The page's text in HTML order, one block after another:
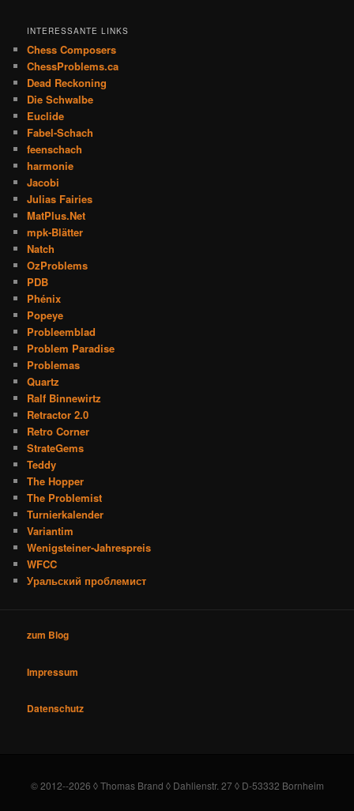
INTERESSANTE LINKS
Chess Composers
ChessProblems.ca
Dead Reckoning
Die Schwalbe
Euclide
Fabel-Schach
feenschach
harmonie
Jacobi
Julias Fairies
MatPlus.Net
mpk-Blätter
Natch
OzProblems
PDB
Phénix
Popeye
Probleemblad
Problem Paradise
Problemas
Quartz
Ralf Binnewirtz
Retractor 2.0
Retro Corner
StrateGems
Teddy
The Hopper
The Problemist
Turnierkalender
Variantim
Wenigsteiner-Jahrespreis
WFCC
Уральский проблемист
zum Blog
Impressum
Datenschutz
© 2012--2026 ◊ Thomas Brand ◊ Dahlienstr. 27 ◊ D-53332 Bornheim